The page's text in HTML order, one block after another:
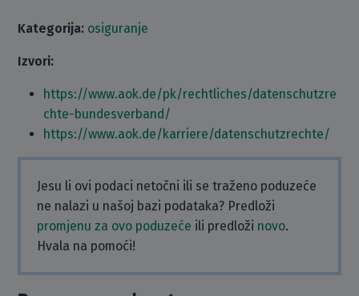
Kategorija: osiguranje
Izvori:
https://www.aok.de/pk/rechtliches/datenschutzre
chte-bundesverband/
https://www.aok.de/karriere/datenschutzrechte/
Jesu li ovi podaci netočni ili se traženo poduzeće
ne nalazi u našoj bazi podataka? Predloži
promjenu za ovo poduzeće ili predloži novo.
Hvala na pomoći!